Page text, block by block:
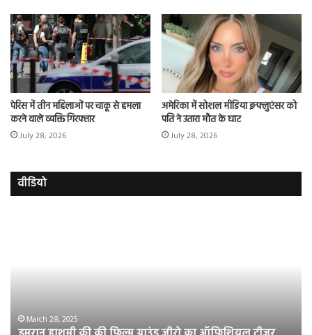
पेरिस में तीन महिलाओं पर चाकू से हमला
करने वाले व्यक्ति गिरफ्तार
July 28, 2026
अमेरिका में सोशल मीडिया इन्फ्लुएंसर को
पति ने उतारा मौत के घाट
July 28, 2026
वीडियो
का March 28, 2025